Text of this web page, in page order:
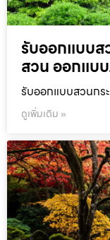
รับออกแบบส
สวน ออกแบ
รับออกแบบสวนก
ดูเพิ่มเติม »